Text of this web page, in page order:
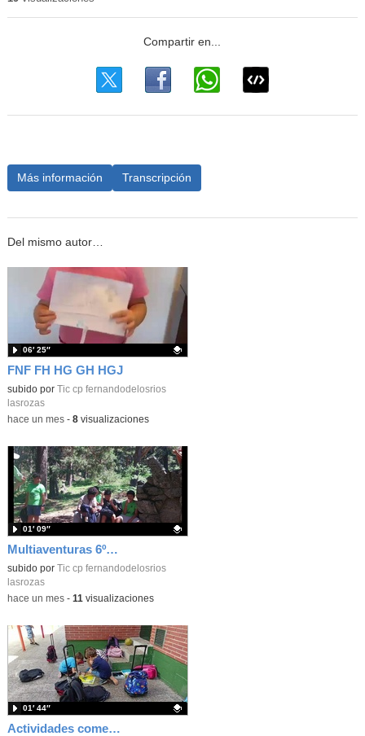
Más información Transcripción
Del mismo autor…
FNF FH HG GH HGJ
Contenido educativo.
subido por
Tic cp fernandodelosrios
lasrozas
06′ 25″
-hace un mes- 8visualizaciones
Multiaventuras 6º_CEIP FDLR_Las Rozas
Contenido educativo.
subido por
Tic cp fernandodelosrios
lasrozas
01′ 09″
-hace un mes- 11 visualizaciones
Actividades comedor_junio 2026_tardes_CEIP FDLR_Las Rozas
01′ 44″